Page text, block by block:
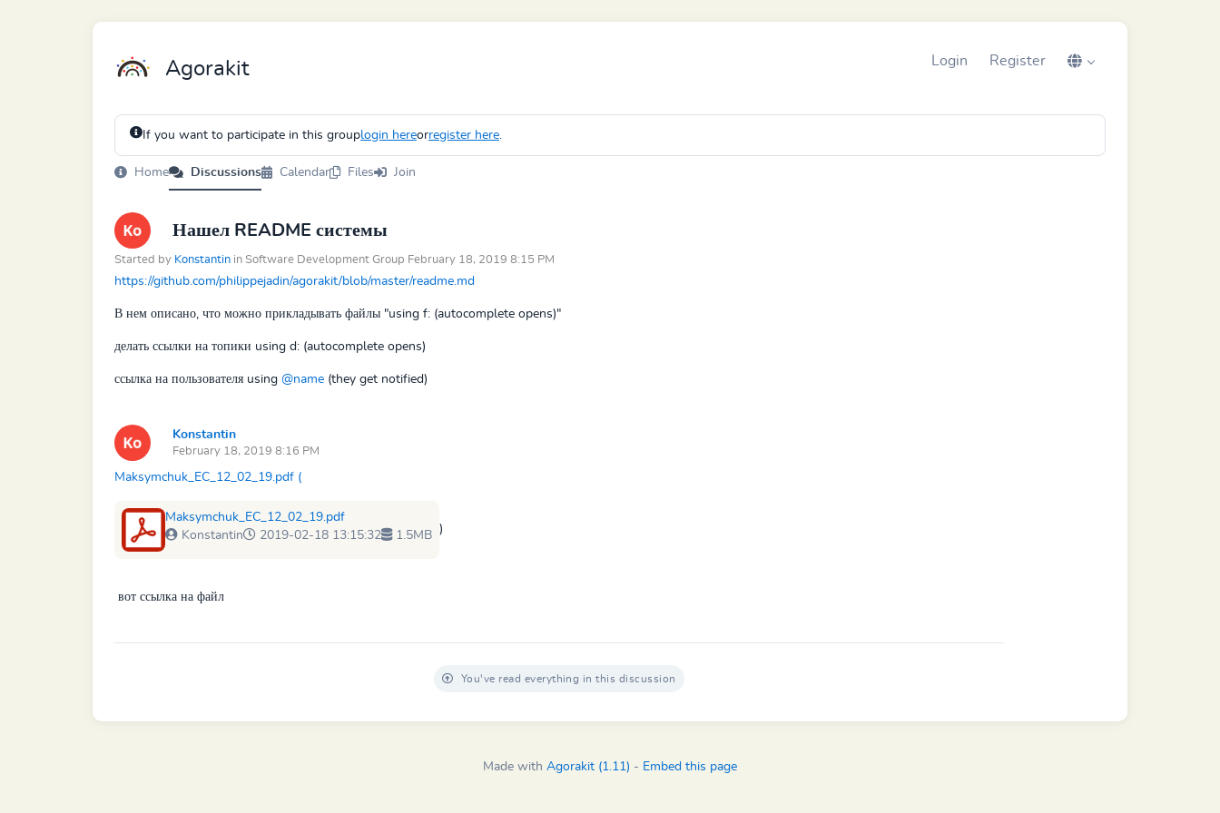
Agorakit Login Register
If you want to participate in this grouplogin hereorregister here.
Home Discussions Calendar Files Join
Нашел README системы
Started by Konstantin in Software Development Group February 18, 2019 8:15 PM
https://github.com/philippejadin/agorakit/blob/master/readme.md
В нем описано, что можно прикладывать файлы "using f: (autocomplete opens)"
делать ссылки на топики using d: (autocomplete opens)
ссылка на пользователя using @name (they get notified)
Konstantin
February 18, 2019 8:16 PM
Maksymchuk_EC_12_02_19.pdf (
Maksymchuk_EC_12_02_19.pdf
Konstantin
2019-02-18 13:15:32 1.5MB )
вот ссылка на файл
You've read everything in this discussion
Made with Agorakit (1.11) - Embed this page